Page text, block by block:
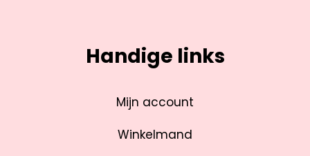
Handige links
Mijn account
Winkelmand